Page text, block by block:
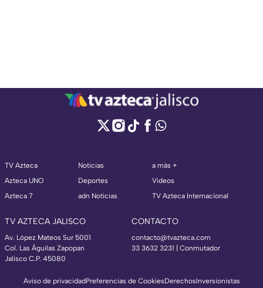
TV Azteca
Azteca UNO
Azteca 7
Noticias
Deportes
adn Noticias
a más +
Videos
TV Azteca Internacional
TV AZTECA JALISCO
Av. López Mateos Sur 5001
Col. Las Águilas Zapopan
Jalisco C.P. 45080
CONTACTO
contacto@tvazteca.com
33 3632 3231 | Conmutador
Aviso de privacidadPreferencias de CookiesDerechosInversionistas